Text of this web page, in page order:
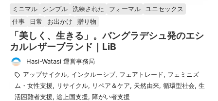
載
済
み
ミニマル シンプル 洗練された フォーマル
ユニセックス
仕事
日常 お出かけ 贈り物
「美しく、生きる」。バングラデシュ発のエシ
カルレザーブランド｜LiB
投
稿
者
Hasi-Watasi 運営事務局
タ
グ：
アップサイクル, インクルーシブ, フェアトレード, フェミニズ
ム・女性支援, リサイクル, リペア＆ケア, 天然由来, 循環型社会, 生
活困難者支援, 途上国支援, 障がい者支援